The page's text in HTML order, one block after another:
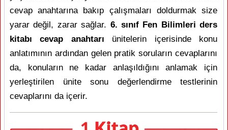
cevap anahtarına bakıp çalışmaları doldurmak size
yarar değil, zarar sağlar. 6. sınıf Fen Bilimleri ders
kitabı cevap anahtarı ünitelerin içerisinde konu
anlatımının ardından gelen pratik soruların cevaplarını
da, konuların ne kadar anlaşıldığını anlamak için
yerleştirilen ünite sonu değerlendirme testlerinin
cevaplarını da içerir.